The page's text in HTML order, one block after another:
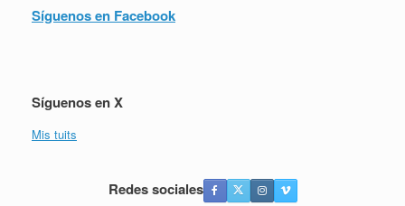
Síguenos en Facebook
Síguenos en X
Mis tuits
Redes sociales